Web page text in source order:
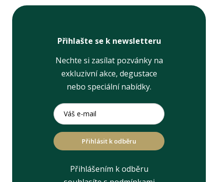
Přihlašte se k newsletteru
Nechte si zasílat pozvánky na
exkluzivní akce, degustace
nebo speciální nabídky.
Přihlásit k odběru
Přihlášením k odběru